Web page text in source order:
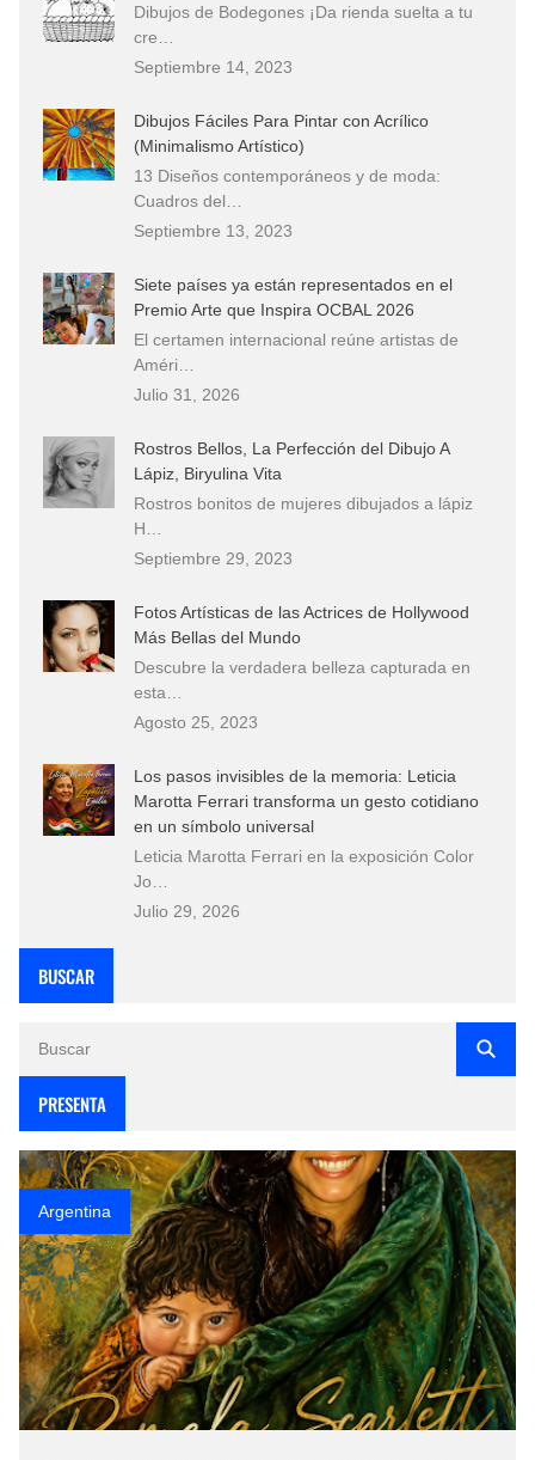
Dibujos de Bodegones ¡Da rienda suelta a tu
cre…
Septiembre 14, 2023
Dibujos Fáciles Para Pintar con Acrílico
(Minimalismo Artístico)
13 Diseños contemporáneos y de moda:
Cuadros del…
Septiembre 13, 2023
Siete países ya están representados en el
Premio Arte que Inspira OCBAL 2026
El certamen internacional reúne artistas de
Améri…
Julio 31, 2026
Rostros Bellos, La Perfección del Dibujo A
Lápiz, Biryulina Vita
Rostros bonitos de mujeres dibujados a lápiz
H…
Septiembre 29, 2023
Fotos Artísticas de las Actrices de Hollywood
Más Bellas del Mundo
Descubre la verdadera belleza capturada en
esta…
Agosto 25, 2023
Los pasos invisibles de la memoria: Leticia
Marotta Ferrari transforma un gesto cotidiano
en un símbolo universal
Leticia Marotta Ferrari en la exposición Color
Jo…
Julio 29, 2026
BUSCAR
PRESENTA
Argentina